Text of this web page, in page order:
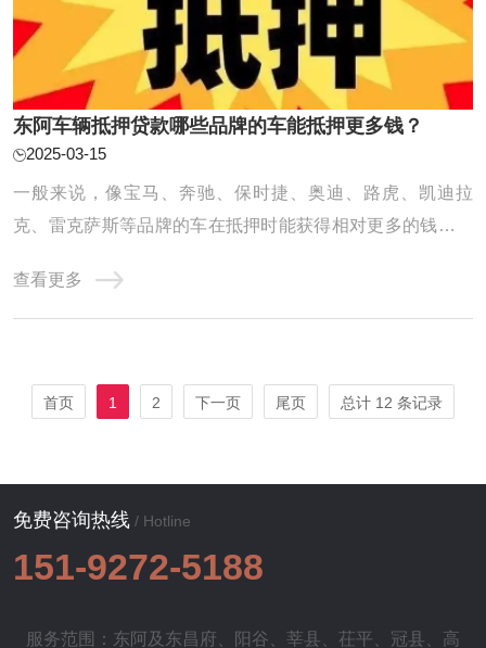
东阿车辆抵押贷款哪些品牌的车能抵押更多钱？
2025-03-15
一般来说，像宝马、奔驰、保时捷、奥迪、路虎、凯迪拉
克、雷克萨斯等品牌的车在抵押时能获得相对更多的钱。这
率。豪华车型、高级车型，比如奔驰 S 级、宝马 7 系等，由
于其本身的高端定位和配置，抵押价值往往更高，能贷到的
查看更多
首页 1 2 下一页 尾页 总计 12 条记录
免费咨询热线 / Hotline
151-9272-5188
服务范围：东阿及 东昌府 阳谷 莘县 茌平 冠县 高